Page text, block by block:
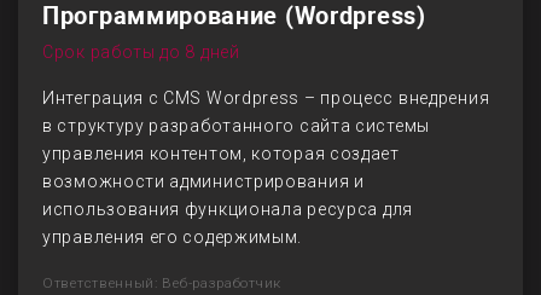
Программирование (Wordpress)
Срок работы до 8 дней
Интеграция с CMS Wordpress – процесс внедрения
в структуру разработанного сайта системы
управления контентом, которая создает
возможности администрирования и
использования функционала ресурса для
управления его содержимым.
Ответственный: Веб-разработчик